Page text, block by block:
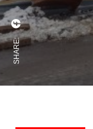
SHARE: